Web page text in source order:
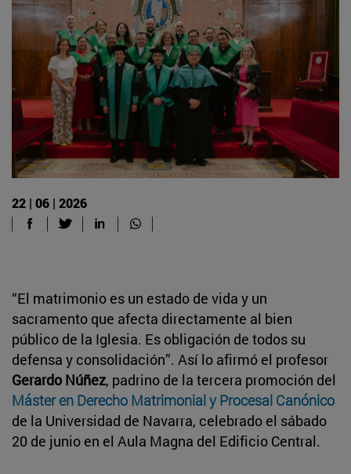
22 | 06 | 2026
“El matrimonio es un estado de vida y un
sacramento que afecta directamente al bien
público de la Iglesia. Es obligación de todos su
defensa y consolidación”. Así lo afirmó el profesor
Gerardo Núñez, padrino de la tercera promoción del
Máster en Derecho Matrimonial y Procesal Canónico
de la Universidad de Navarra, celebrado el sábado
20 de junio en el Aula Magna del Edificio Central.